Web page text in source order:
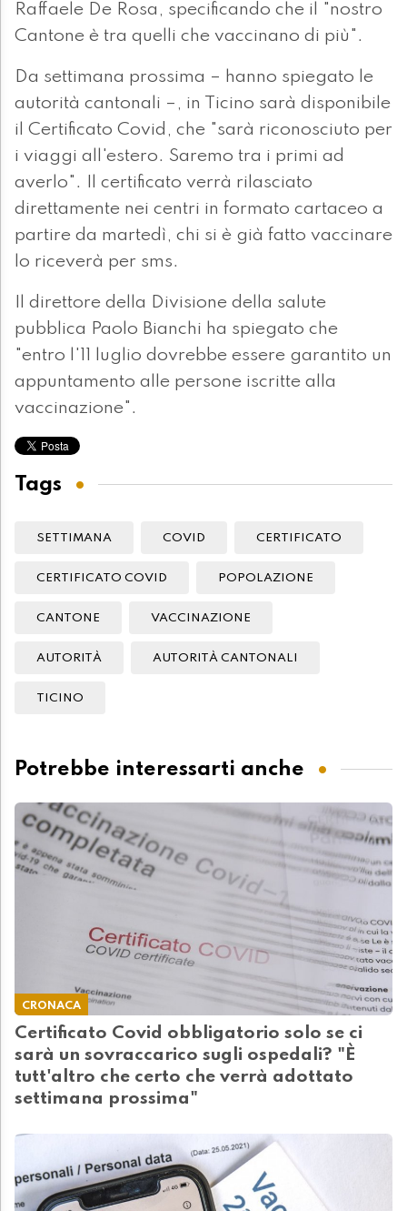
Raffaele De Rosa, specificando che il "nostro
Cantone è tra quelli che vaccinano di più".
Da settimana prossima – hanno spiegato le
autorità cantonali –, in Ticino sarà disponibile
il Certificato Covid, che "sarà riconosciuto per
i viaggi all'estero. Saremo tra i primi ad
averlo". Il certificato verrà rilasciato
direttamente nei centri in formato cartaceo a
partire da martedì, chi si è già fatto vaccinare
lo riceverà per sms.
Il direttore della Divisione della salute
pubblica Paolo Bianchi ha spiegato che
"entro l'11 luglio dovrebbe essere garantito un
appuntamento alle persone iscritte alla
vaccinazione".
Tags
SETTIMANA COVID CERTIFICATO
CERTIFICATO COVID POPOLAZIONE
CANTONE VACCINAZIONE
AUTORITÀ AUTORITÀ CANTONALI
TICINO
Potrebbe interessarti anche
CRONACA
Certificato Covid obbligatorio solo se ci
sarà un sovraccarico sugli ospedali? "È
tutt'altro che certo che verrà adottato
settimana prossima"